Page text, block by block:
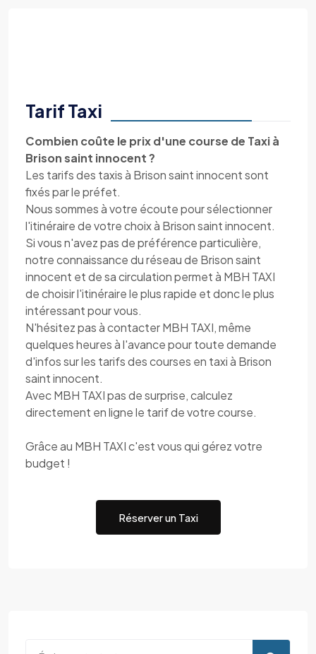
Tarif Taxi
Combien coûte le prix d'une course de Taxi à
Brison saint innocent ?
Les tarifs des taxis à Brison saint innocent sont
fixés par le préfet.
Nous sommes à votre écoute pour sélectionner
l'itinéraire de votre choix à Brison saint innocent.
Si vous n'avez pas de préférence particulière,
notre connaissance du réseau de Brison saint
innocent et de sa circulation permet à MBH TAXI
de choisir l'itinéraire le plus rapide et donc le plus
intéressant pour vous.
N'hésitez pas à contacter MBH TAXI, même
quelques heures à l'avance pour toute demande
d'infos sur les tarifs des courses en taxi à Brison
saint innocent.
Avec MBH TAXI pas de surprise, calculez
directement en ligne le tarif de votre course.
Grâce au MBH TAXI c'est vous qui gérez votre
budget !
Réserver un Taxi